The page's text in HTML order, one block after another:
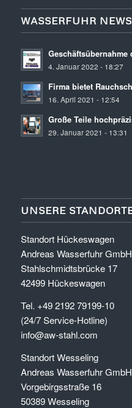
WASSERFUHR NEWS
Geschäftsübernahme
4. Januar 2022 - 18:27
Firma bietet
16. April 2021 - 12:54
Große Teile
29. Januar 2021 - 13:31
UNSERE
Standort Hückeswagen
Andreas Wasserfuhr GmbH
Stahlschmidtsbrücke 17
42499 Hückeswagen
Tel. +49 2192 79199-10
(24/7 Service-Hotline)
info@aw-stahl.com
Standort Wesseling
Andreas Wasserfuhr GmbH
Vorgebirgsstraße 16
50389 Wesseling